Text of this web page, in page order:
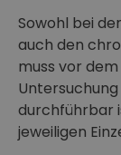
Sowohl bei
auch den
muss vor
durchführbar
jeweiligen